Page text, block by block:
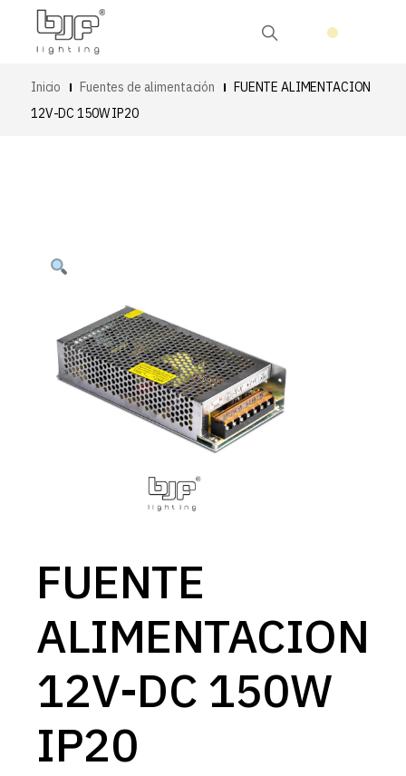
Inicio Fuentes de alimentación
FUENTE ALIMENTACION
12V-DC 150W IP20
FUENTE
ALIMENTACION
12V-DC 150W
IP20